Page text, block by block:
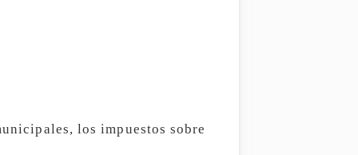
los impuestos sobre